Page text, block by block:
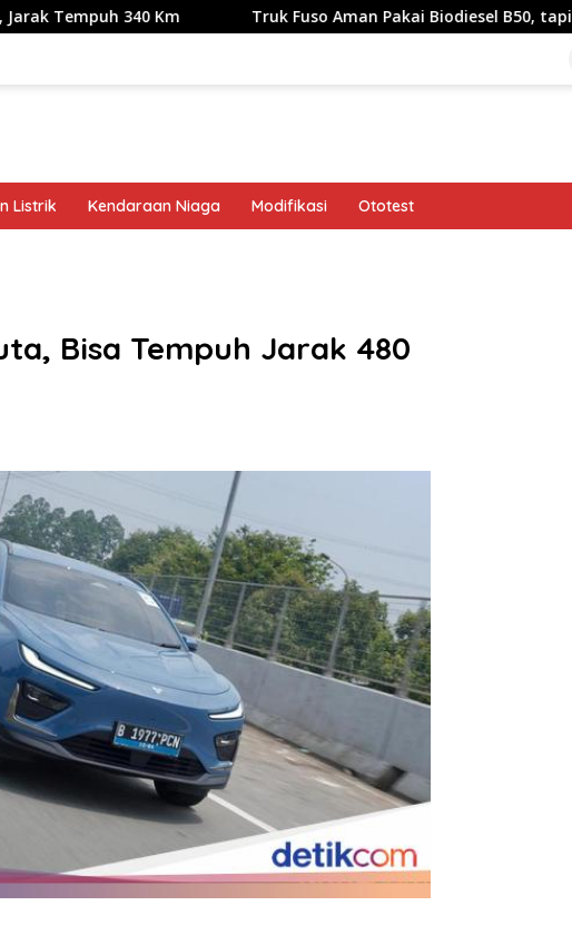
340 Km Truk Fuso Aman Pakai Biodiesel B50, tapi Ada Saran Ini
Listrik Kendaraan Niaga Modifikasi Ototest
Bisa Tempuh Jarak 480